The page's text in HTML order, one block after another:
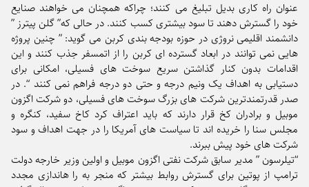
عنوان راه کاری بدیل تبلیغ می کنند؛ چراکه همچنان می خواهند صنایع
خود را گسترش دهند تا سود بیشتری کسب کنند. در حالی که” گلن پیترز ”
دانشمند اقلیمی نروژی در حوزه بودجه بندی کربن می گوید: ” چنین پروژه
هایی نمی توانند در ابعاد گسترده ای کربن را از اتمسفر جذب کنند و این
اقدامات بدون کنار گذاشتن سریع سوخت های فسیلی، امکانی برای
دستیابی به اهداف یک ونیم درجه و حتی دو درجه فراهم نمی کنند “. در
صدر قدرتمندترین شرکت های بزرگ سوخت های فسیلی، دو شرکت اگزون
موبیل و برادران کخ قرار دارند که باید اعتراف کرد کاخ سفید، کنگره و
مجلس سنا را خریده اند تا سیاست های آمریکا را در جهت اهداف و سود
شرکت های خود پیش ببرند.
“تیلرسون ” مدیر سابق شرکت نفتی اگزون موبیل و اولین وزیر خارجه دولت
ترامپ از پوتین برای گسترش روابط بیشتر که منجر به را هاندازی مجدد